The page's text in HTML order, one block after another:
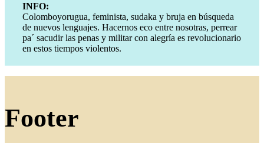
INFO:
Colomboyorugua, feminista, sudaka y bruja en búsqueda
de nuevos lenguajes. Hacernos eco entre nosotras, perrear
pa´ sacudir las penas y militar con alegría es revolucionario
en estos tiempos violentos.
Footer